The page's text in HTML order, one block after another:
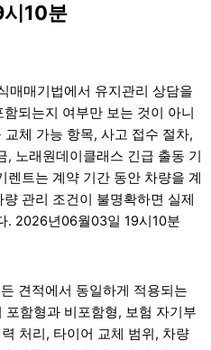
10분
매매기법에서 유지관리 상담을
되는지 여부만 보는 것이 아니
체 가능 항목, 사고 접수 절차,
, 노래원데이클래스 긴급 출동 기
렌트는 계약 기간 동안 차량을 계
관리 조건이 불명확하면 실제
. 2026년06월03일 19시10분
견적에서 동일하게 적용되는
포함형과 비포함형, 보험 자기부
처리, 타이어 교체 범위, 차량